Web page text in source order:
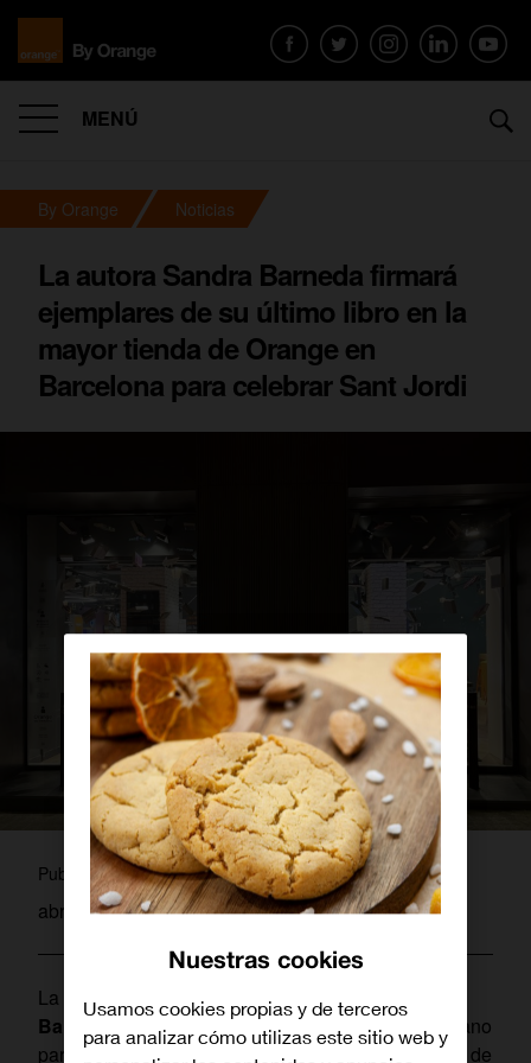
MENÚ
By Orange Noticias
La autora Sandra Barneda firmará
ejemplares de su último libro en la
mayor tienda de Orange en
Barcelona para celebrar Sant Jordi
Publicado porpablo
abril 21, 2022
La escritora, periodista y presentadora
Barneda
firmará ejemplares de su novela “Un océano
para ti”, finalista del Premio Planeta 2020, el día 22 de
Nuestras cookies
Usamos cookies propias y de terceros
para analizar cómo utilizas este sitio web y